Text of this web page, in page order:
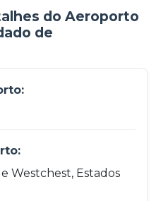
do Aeroporto
de
Westchest, Estados